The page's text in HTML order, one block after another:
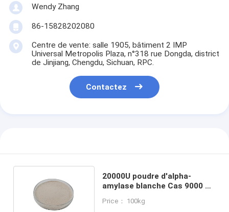
Wendy Zhang
86-15828202080
Centre de vente: salle 1905, bâtiment 2 IMP
Universal Metropolis Plaza, n°318 rue Dongda, district
de Jinjiang, Chengdu, Sichuan, RPC.
Contactez
20000U poudre d'alpha-
amylase blanche Cas 9000 90
Price： 100kg